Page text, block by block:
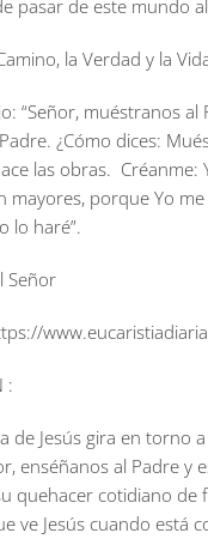
pasar de este mundo
la Verdad y la
“Señor, muéstranos
¿Cómo dices:
las obras. Créanme:
mayores, porque Yo
lo haré”.
Señor
:
de Jesús gira en torno
enséñanos al Padre y
quehacer cotidiano de
ve Jesús cuando está